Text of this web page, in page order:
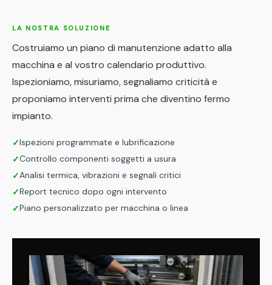
LA NOSTRA SOLUZIONE
Costruiamo un piano di manutenzione adatto alla
macchina e al vostro calendario produttivo.
Ispezioniamo, misuriamo, segnaliamo criticità e
proponiamo interventi prima che diventino fermo
impianto.
✓Ispezioni programmate e lubrificazione
✓Controllo componenti soggetti a usura
✓Analisi termica, vibrazioni e segnali critici
✓Report tecnico dopo ogni intervento
✓Piano personalizzato per macchina o linea